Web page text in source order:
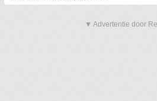
▼ Advertentie door